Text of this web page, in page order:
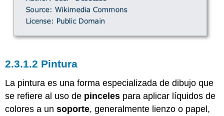
2.3.1.2 Pintura
La pintura es una forma especializada de dibujo que
se refiere al uso de pinceles para aplicar líquidos de
colores a unsoporte, generalmente lienzo o papel,